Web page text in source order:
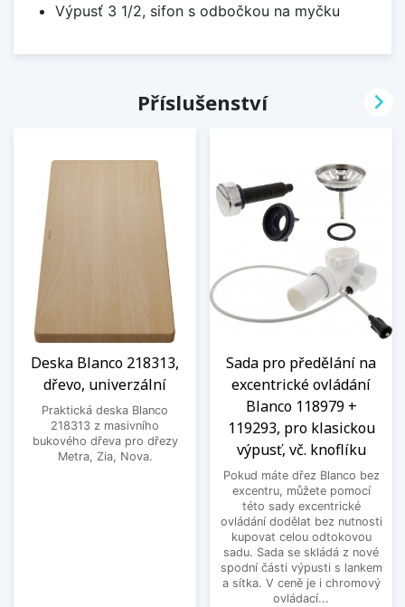
Výpusť 3 1/2, sifon s odbočkou na myčku
Příslušenství
Deska Blanco 218313,
dřevo, univerzální
Praktická deska Blanco
218313 z masivního
bukového dřeva pro dřezy
Metra, Zia, Nova.
Sada pro předělání na
excentrické ovládání
Blanco 118979 +
119293, pro klasickou
výpusť, vč. knoflíku
Pokud máte dřez Blanco bez
excentru, můžete pomocí
této sady excentrické
ovládání dodělat bez nutnosti
kupovat celou odtokovou
sadu. Sada se skládá z nové
spodní části výpusti s lankem
a sítka. V ceně je i chromový
ovládací...
